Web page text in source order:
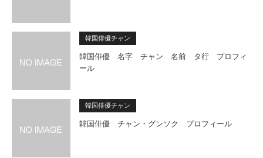
韓国俳優チャン
韓国俳優 名字 チャン 名前 タ行 プロフィ
ール
韓国俳優チャン
韓国俳優 チャン・グンソク プロフィール